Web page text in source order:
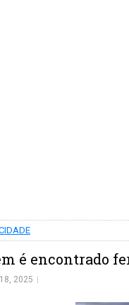
é encontrado
2025